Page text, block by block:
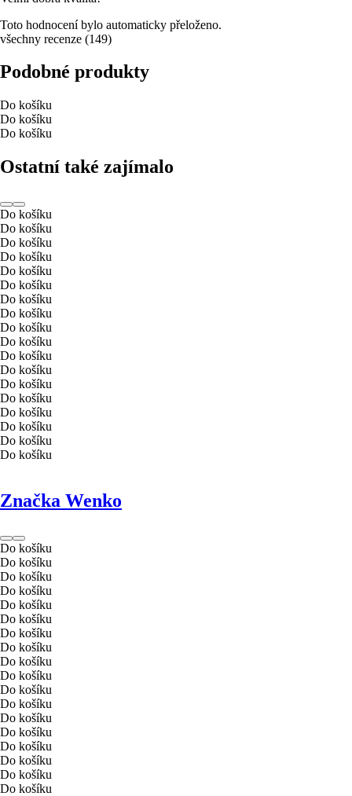
Toto hodnocení bylo automaticky přeloženo.
všechny recenze (149)
Podobné produkty
Do košíku
Do košíku
Do košíku
Ostatní také zajímalo
Do košíku
Do košíku
Do košíku
Do košíku
Do košíku
Do košíku
Do košíku
Do košíku
Do košíku
Do košíku
Do košíku
Do košíku
Do košíku
Do košíku
Do košíku
Do košíku
Do košíku
Do košíku
Značka Wenko
Do košíku
Do košíku
Do košíku
Do košíku
Do košíku
Do košíku
Do košíku
Do košíku
Do košíku
Do košíku
Do košíku
Do košíku
Do košíku
Do košíku
Do košíku
Do košíku
Do košíku
Do košíku